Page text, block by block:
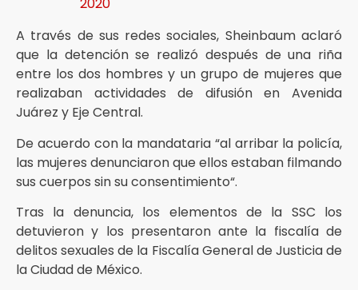
2020
A través de sus redes sociales, Sheinbaum aclaró
que la detención se realizó después de una riña
entre los dos hombres y un grupo de mujeres que
realizaban actividades de difusión en Avenida
Juárez y Eje Central.
De acuerdo con la mandataria “al arribar la policía,
las mujeres denunciaron que ellos estaban filmando
sus cuerpos sin su consentimiento“.
Tras la denuncia, los elementos de la SSC los
detuvieron y los presentaron ante la fiscalía de
delitos sexuales de la Fiscalía General de Justicia de
la Ciudad de México.